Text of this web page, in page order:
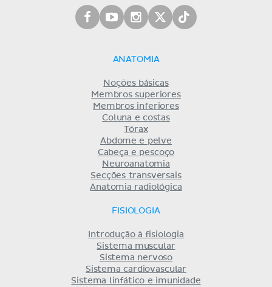
ANATOMIA
Noções básicas
Membros superiores
Membros inferiores
Coluna e costas
Tórax
Abdome e pelve
Cabeça e pescoço
Neuroanatomia
Secções transversais
Anatomia radiológica
FISIOLOGIA
Introdução à fisiologia
Sistema muscular
Sistema nervoso
Sistema cardiovascular
Sistema linfático e imunidade